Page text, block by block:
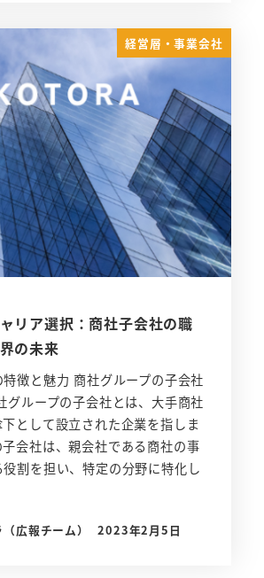
経営層・事業会社
リア選択：商社子会社の職
の未来
徴と魅力 商社グループの子会社
ループの子会社とは、大手商社
として設立された企業を指しま
会社は、親会社である商社の事
割を担い、特定の分野に特化し
広報チーム） 2023年2月5日